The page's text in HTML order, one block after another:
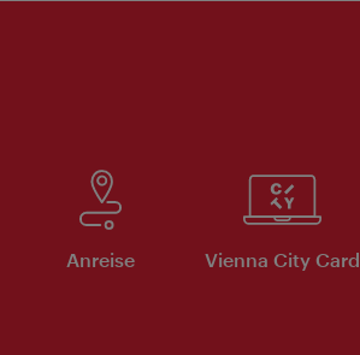
Anreise Vienna City Card